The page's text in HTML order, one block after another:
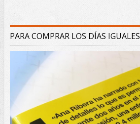
PARA COMPRAR LOS DÍAS IGUALES